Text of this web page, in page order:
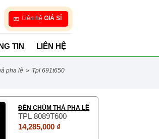
Liên hệ GIÁ SỈ
TIN LIÊN HỆ
pha lê » tpl 691t650
ĐÈN CHÙM THẢ PHA LÊ
TPL 8089T600
14,285,000 ₫